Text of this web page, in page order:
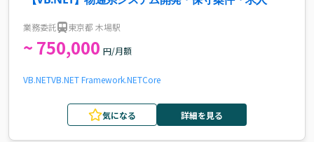
業務委託 東京都 木場駅
~ 750,000 円/月額
VB.NETVB.NET Framework.NETCore
気になる 詳細を見る